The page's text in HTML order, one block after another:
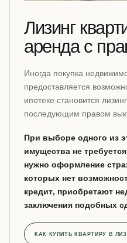
Лизинг
аренда с
Иногда покупка
предоставляется
ипотеке становится
последующим правом
При выборе одного из
имущества не
нужно оформление
которых нет
кредит, приобретают
заключения подобных
КАК КУПИТЬ КВАРТИРУ В